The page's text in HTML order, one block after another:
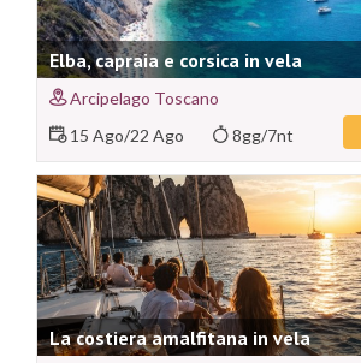
Elba, capraia e corsica in vela
Arcipelago Toscano
15 Ago/22 Ago 8gg/7nt
La costiera amalfitana in vela